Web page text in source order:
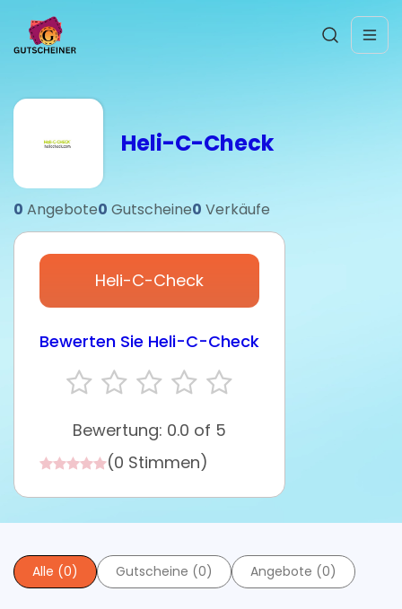
Heli-C-Check
0 Angebote0 Gutscheine0 Verkäufe
Heli-C-Check
Bewerten Sie Heli-C-Check
Bewertung: 0.0 of 5
(0 Stimmen)
Alle (0) Gutscheine (0) Angebote (0)